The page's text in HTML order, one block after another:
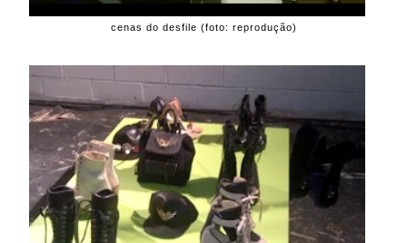
cenas do desfile (foto: reprodução)